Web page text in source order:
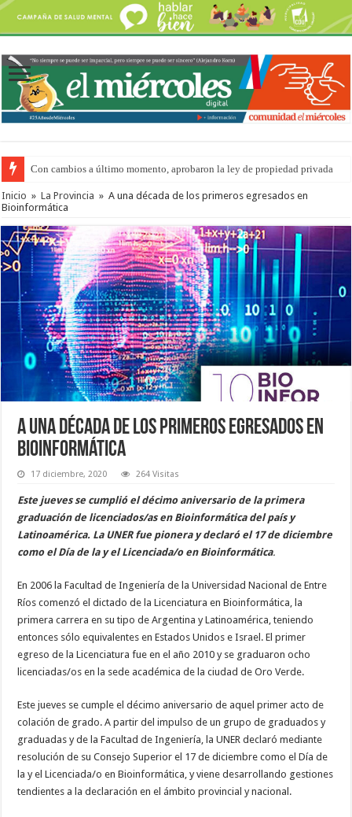
Con cambios a último momento, aprobaron la ley de propiedad privada
Inicio » La Provincia » A una década de los primeros egresados en
Bioinformática
A una década de los primeros egresados en
Bioinformática
17 diciembre, 2020 264 Visitas
Este jueves se cumplió el décimo aniversario de la primera
graduación de licenciados/as en Bioinformática del país y
Latinoamérica. La UNER fue pionera y declaró el 17 de diciembre
como el Día de la y el Licenciada/o en Bioinformática.
En 2006 la Facultad de Ingeniería de la Universidad Nacional de Entre
Ríos comenzó el dictado de la Licenciatura en Bioinformática, la
primera carrera en su tipo de Argentina y Latinoamérica, teniendo
entonces sólo equivalentes en Estados Unidos e Israel. El primer
egreso de la Licenciatura fue en el año 2010 y se graduaron ocho
licenciadas/os en la sede académica de la ciudad de Oro Verde.
Este jueves se cumple el décimo aniversario de aquel primer acto de
colación de grado. A partir del impulso de un grupo de graduados y
graduadas y de la Facultad de Ingeniería, la UNER declaró mediante
resolución de su Consejo Superior el 17 de diciembre como el Día de
la y el Licenciada/o en Bioinformática, y viene desarrollando gestiones
tendientes a la declaración en el ámbito provincial y nacional.